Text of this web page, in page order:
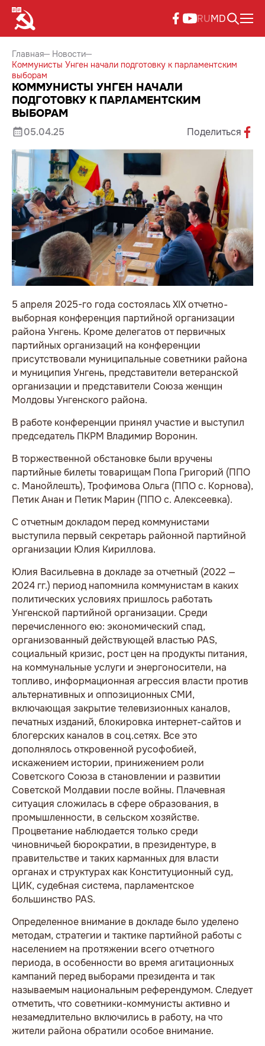
RUMD
Главная
Новости
Коммунисты Унген начали подготовку к парламентским
выборам
КОММУНИСТЫ УНГЕН НАЧАЛИ
ПОДГОТОВКУ К ПАРЛАМЕНТСКИМ
ВЫБОРАМ
05.04.25 Поделиться
5 апреля 2025-го года состоялась XIX отчетно-
выборная конференция партийной организации
района Унгень. Кроме делегатов от первичных
партийных организаций на конференции
присутствовали муниципальные советники района
и муниципия Унгень, представители ветеранской
организации и представители Союза женщин
Молдовы Унгенского района.
В работе конференции принял участие и выступил
председатель ПКРМ Владимир Воронин.
В торжественной обстановке были вручены
партийные билеты товарищам Попа Григорий (ППО
с. Манойлешть), Трофимова Ольга (ППО с. Корнова),
Петик Анан и Петик Марин (ППО с. Алексеевка).
С отчетным докладом перед коммунистами
выступила первый секретарь районной партийной
организации Юлия Кириллова.
Юлия Васильевна в докладе за отчетный (2022 —
2024 гг.) период напомнила коммунистам в каких
политических условиях пришлось работать
Унгенской партийной организации. Среди
перечисленного ею: экономический спад,
организованный действующей властью PAS,
социальный кризис, рост цен на продукты питания,
на коммунальные услуги и энергоносители, на
топливо, информационная агрессия власти против
альтернативных и оппозиционных СМИ,
включающая закрытие телевизионных каналов,
печатных изданий, блокировка интернет-сайтов и
блогерских каналов в соц.сетях. Все это
дополнялось откровенной русофобией,
искажением истории, принижением роли
Советского Союза в становлении и развитии
Советской Молдавии после войны. Плачевная
ситуация сложилась в сфере образования, в
промышленности, в сельском хозяйстве.
Процветание наблюдается только среди
чиновничьей бюрократии, в президентуре, в
правительстве и таких карманных для власти
органах и структурах как Конституционный суд,
ЦИК, судебная система, парламентское
большинство PAS.
Определенное внимание в докладе было уделено
методам, стратегии и тактике партийной работы с
населением на протяжении всего отчетного
периода, в особенности во время агитационных
кампаний перед выборами президента и так
называемым национальным референдумом. Следует
отметить, что советники-коммунисты активно и
незамедлительно включились в работу, на что
жители района обратили особое внимание.